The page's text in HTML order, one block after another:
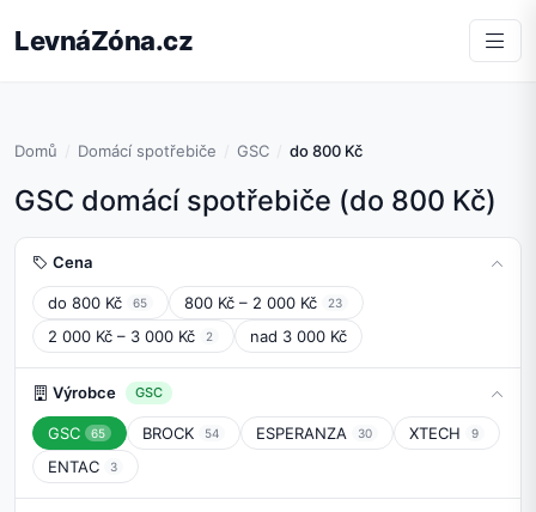
LevnáZóna.cz
Domů Domácí spotřebiče GSC do 800 Kč
GSC domácí spotřebiče (do 800 Kč)
Cena
do 800 Kč 65 800 Kč – 2 000 Kč 23
2 000 Kč – 3 000 Kč 2 nad 3 000 Kč
Výrobce GSC
GSC 65 BROCK 54 ESPERANZA 30 XTECH 9
ENTAC 3